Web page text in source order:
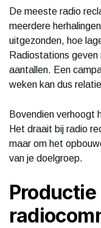
De meeste radio
meerdere
uitgezonden, hoe
Radiostations
aantallen. Een
weken kan dus
Bovendien verhoogt
Het draait bij radio
maar om het
van je doelgroep.